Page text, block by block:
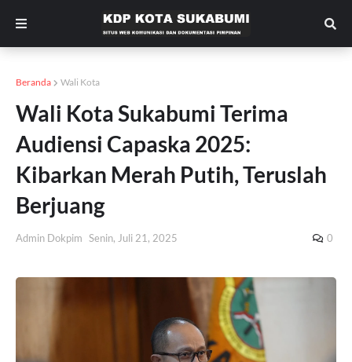
Beranda Wali Kota
Wali Kota Sukabumi Terima
Audiensi Capaska 2025:
Kibarkan Merah Putih, Teruslah
Berjuang
Admin Dokpim Senin, Juli 21, 2025 0